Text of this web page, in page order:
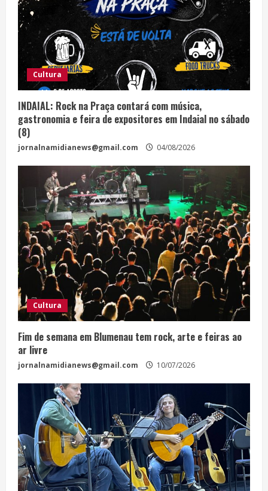
Cultura
INDAIAL: Rock na Praça contará com música,
gastronomia e feira de expositores em Indaial no sábado
(8)
jornalnamidianews@gmail.com 04/08/2026
Cultura
Fim de semana em Blumenau tem rock, arte e feiras ao
ar livre
jornalnamidianews@gmail.com 10/07/2026